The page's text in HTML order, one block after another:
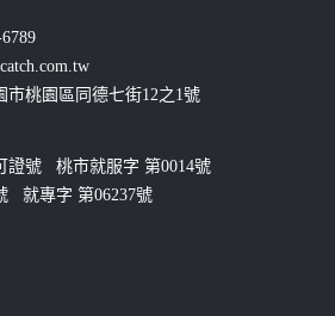
市桃園區同德七街12之1號
證號 桃市就服字 第0014號
就專字 第06237號